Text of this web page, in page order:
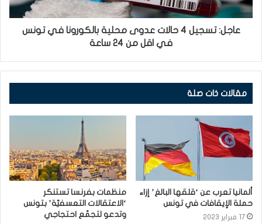
عاجل: تسجيل 4 حالات عدوى محلية بالكورونا في تونس
في اقل من 24 ساعة
مقالات ذات صلة
ألمانيا تعرب عن ‘قلقها البالغ’ إزاء
حملة الإيقافات في تونس
17 فبراير 2023
منظمات بفرنسا تستنكر
‘الاعتقالات التعسفيّة’ بتونس
وتدعو لتجمّع احتجاجي